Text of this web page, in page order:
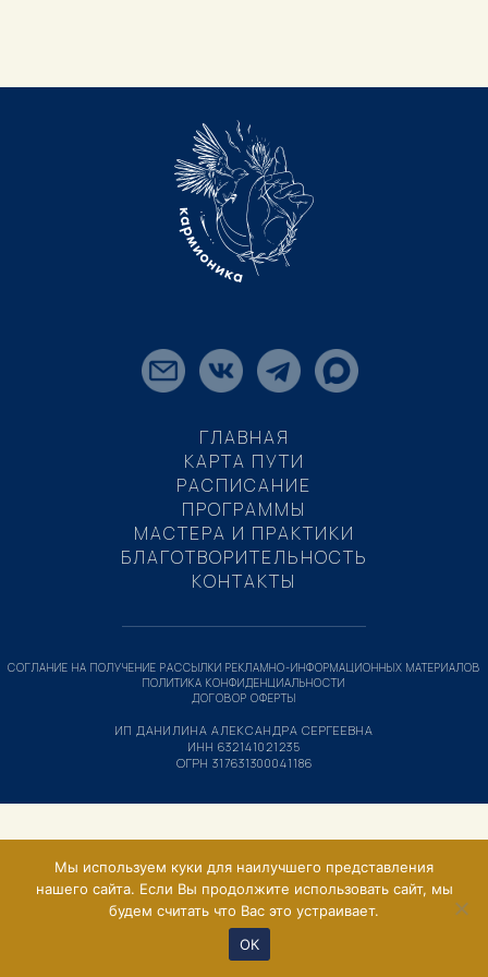
ГЛАВНАЯ
КАРТА ПУТИ
РАСПИСАНИЕ
ПРОГРАММЫ
МАСТЕРА И ПРАКТИКИ
БЛАГОТВОРИТЕЛЬНОСТЬ
КОНТАКТЫ
ИП ДАНИЛИНА АЛЕКСАНДРА СЕРГЕЕВНА
ИНН 632141021235
ОГРН 317631300041186
СОГЛАНИЕ НА ПОЛУЧЕНИЕ РАССЫЛКИ РЕКЛАМНО-ИНФОРМАЦИОННЫХ МАТЕРИАЛОВ
ПОЛИТИКА КОНФИДЕНЦИАЛЬНОСТИ
ДОГОВОР ОФЕРТЫ
Мы используем куки для наилучшего представления
нашего сайта. Если Вы продолжите использовать сайт, мы
будем считать что Вас это устраивает.
ОК